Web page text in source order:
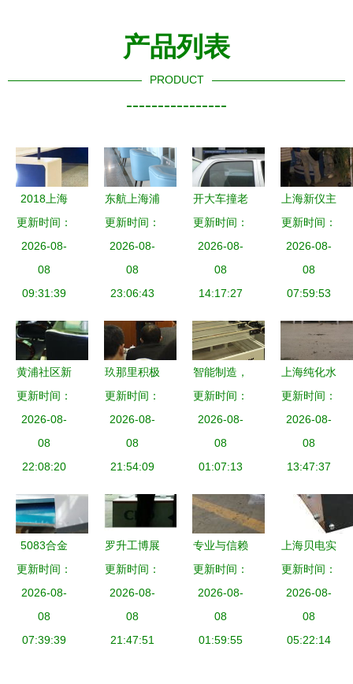
产品列表
PRODUCT
----------------
2018上海
民生访谈
聚焦“上海
服务”品
牌，绘制品
图
更新时间：
2026-08-
08
09:31:39
东航上海浦
东机场M岛
高端值机区
启航 「一
站式」尊享
致出行体验
更新时间：
2026-08-
08
23:06:43
开大车撞老
人致死同等
责任，在上
海被起诉后
可能会怎么
更新时间：
2026-08-
08
14:17:27
上海新仪主
题产品登陆
2010慕尼
黑上海分析
生化展，赋
服务
更新时间：
2026-08-
08
07:59:53
黄浦社区新
闻 暖心服
务引领邻里
新风尚
更新时间：
2026-08-
08
22:08:20
玖那里积极
参与上海市
信用服务行
业协会第三
届第三次会
力上海服务
升级
更新时间：
2026-08-
08
21:54:09
智能制造，
融通未来
中国板材与
定制家居大
会在上海绽
章
更新时间：
2026-08-
08
01:07:13
上海纯化水
设备全案解
析 化学去
离子与辉月
RO反渗透
应用
更新时间：
2026-08-
08
13:47:37
5083合金
铝板市场行
情 20mm厚
度一吨价格
与上海优质
更新时间：
2026-08-
08
07:39:39
罗升工博展
一场华彩的
前序
更新时间：
2026-08-
08
21:47:51
专业与信赖
之选 上海
不锈钢管道
酸洗钝化加
工服务分析
更新时间：
2026-08-
08
01:59:55
上海贝电实
业 深耕产
品与工程服
务，赋能区
域发展
更新时间：
2026-08-
08
05:22:14